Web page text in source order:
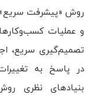
روش «پیشرفت
و عملیات
تصمیم‌گیری سریع،
در پاسخ به
بنیادهای نظری